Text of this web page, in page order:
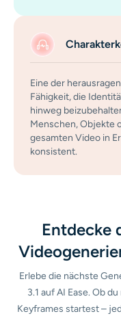
Eine der
Fähigkeit, die
hinweg
Menschen, Objekte
gesamten Video in
konsistent.
Entdecke
Erlebe die nächste
3.1 auf AI Ease. Ob
Keyframes startest –